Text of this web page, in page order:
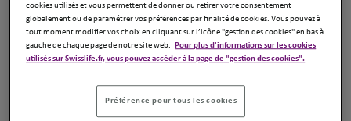
Fermé aujourd'hui
Ouvert sur rdv 09:00 - 18:00
Numéro
cookies utilisés et vous permettent de donner ou retirer votre consentement
globalement ou de paramétrer vos préférences par finalité de cookies. Vous pouvez à
tout moment modifier vos choix en cliquant sur l’icône "gestion des cookies" en bas à
gauche de chaque page de notre site web. Pour plus d'informations sur les cookies
utilisés sur Swisslife.fr, vous pouvez accéder à la page de "gestion des cookies".
Préférence pour tous les cookies